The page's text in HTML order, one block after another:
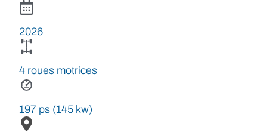
2026
4 roues motrices
197 ps (145 kw)